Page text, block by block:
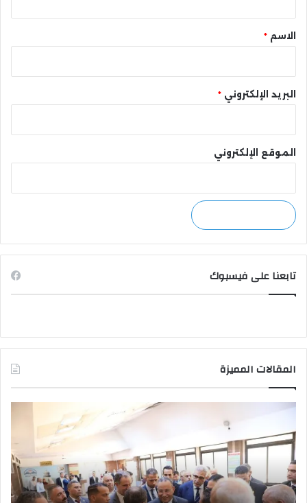
* الاسم *
البريد الإلكتروني *
الموقع الإلكتروني
تابعنا على فيسبوك
المقالات المميزة
وزير
العالي
يتفقد
مكتب
التنسيق
الرئيسي